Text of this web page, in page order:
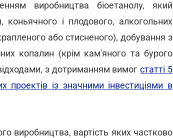
виробництва біоетанолу, який
і плодового, алкогольних
або стисненого), добування з
копалин (крім кам'яного та бурого
з дотриманням вимогстатті 5
проектів із значними інвестиціями в
виробництва, вартість яких частково